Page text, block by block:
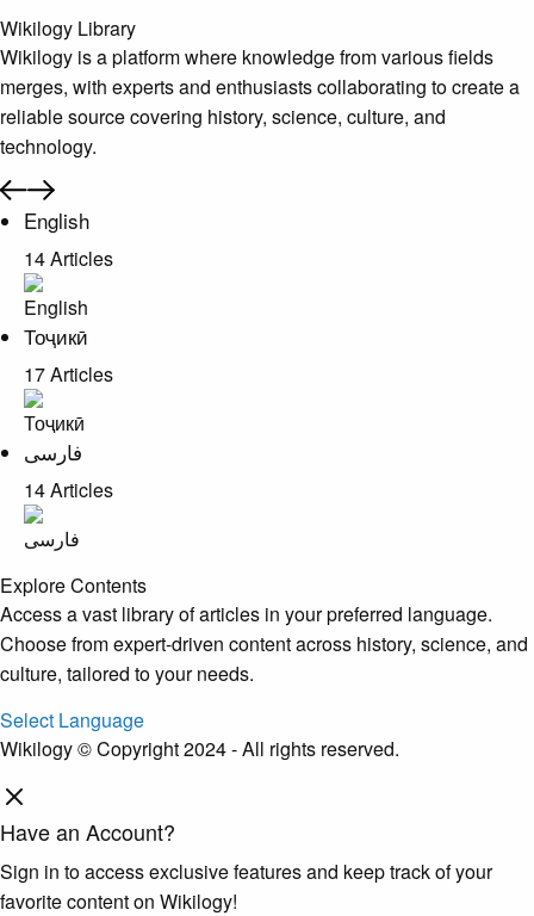
Wikilogy Library
Wikilogy is a platform where knowledge from various fields
merges, with experts and enthusiasts collaborating to create a
reliable source covering history, science, culture, and
technology.
English
14 Articles
Тоҷикӣ
17 Articles
فارسی
14 Articles
Explore Contents
Access a vast library of articles in your preferred language.
Choose from expert-driven content across history, science, and
culture, tailored to your needs.
Select Language
Wikilogy © Copyright 2024 - All rights reserved.
Have an Account?
Sign in to access exclusive features and keep track of your
favorite content on Wikilogy!